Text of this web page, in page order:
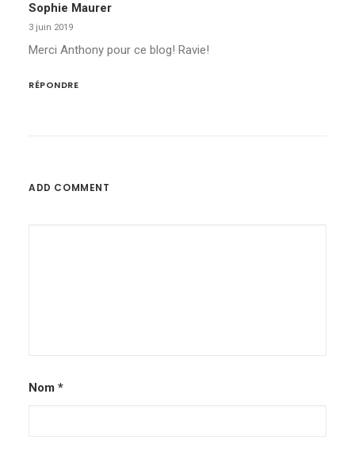
Sophie Maurer
3 juin 2019
Merci Anthony pour ce blog! Ravie!
RÉPONDRE
ADD COMMENT
Nom *